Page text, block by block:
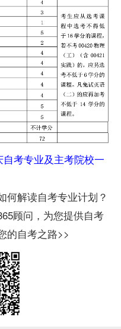
自考专业及主考院校一
何解读自考专业计划？
顾问，为您提供自考
的自考之路>>